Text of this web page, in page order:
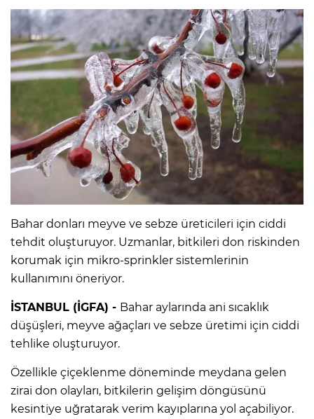
Bahar donları meyve ve sebze üreticileri için ciddi
tehdit oluşturuyor. Uzmanlar, bitkileri don riskinden
korumak için mikro-sprinkler sistemlerinin
kullanımını öneriyor.
İSTANBUL (İGFA) - Bahar aylarında ani sıcaklık
düşüşleri, meyve ağaçları ve sebze üretimi için ciddi
tehlike oluşturuyor.
Özellikle çiçeklenme döneminde meydana gelen
zirai don olayları, bitkilerin gelişim döngüsünü
kesintiye uğratarak verim kayıplarına yol açabiliyor.